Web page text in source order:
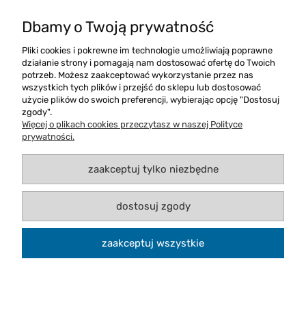
Męska koszula biznesowa SEVEN SEAS
Fine Twill - modern fit
Dbamy o Twoją prywatność
Pliki cookies i pokrewne im technologie umożliwiają poprawne
działanie strony i pomagają nam dostosować ofertę do Twoich
potrzeb. Możesz zaakceptować wykorzystanie przez nas
wszystkich tych plików i przejść do sklepu lub dostosować
użycie plików do swoich preferencji, wybierając opcję "Dostosuj
zgody".
Więcej o plikach cookies przeczytasz w naszej Polityce
prywatności.
zaakceptuj tylko niezbędne
dostosuj zgody
zaakceptuj wszystkie